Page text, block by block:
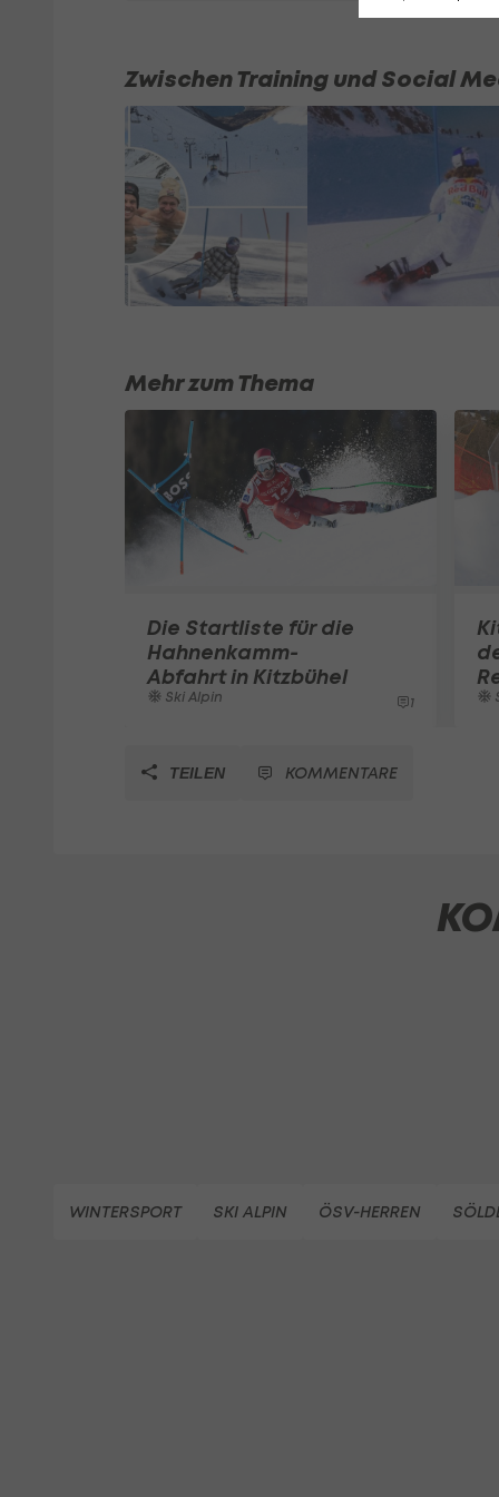
Zwischen Training und Social
Mehr zum Thema
Die Startliste für die
Hahnenkamm-
Abfahrt in Kitzbühel
Ski Alpin 1
TEILEN KOMMENTARE
WINTERSPORT SKI ALPIN ÖSV-HERREN